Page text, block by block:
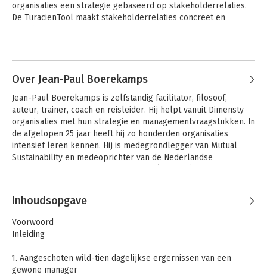
organisaties een strategie gebaseerd op stakeholderrelaties.
De TuracienTool maakt stakeholderrelaties concreet en
Over Jean-Paul Boerekamps
Jean-Paul Boerekamps is zelfstandig facilitator, filosoof,
auteur, trainer, coach en reisleider. Hij helpt vanuit Dimensty
organisaties met hun strategie en managementvraagstukken. In
de afgelopen 25 jaar heeft hij zo honderden organisaties
intensief leren kennen. Hij is medegrondlegger van Mutual
Sustainability en medeoprichter van de Nederlandse
Inhoudsopgave
Voorwoord
Inleiding
1. Aangeschoten wild-tien dagelijkse ergernissen van een
gewone manager